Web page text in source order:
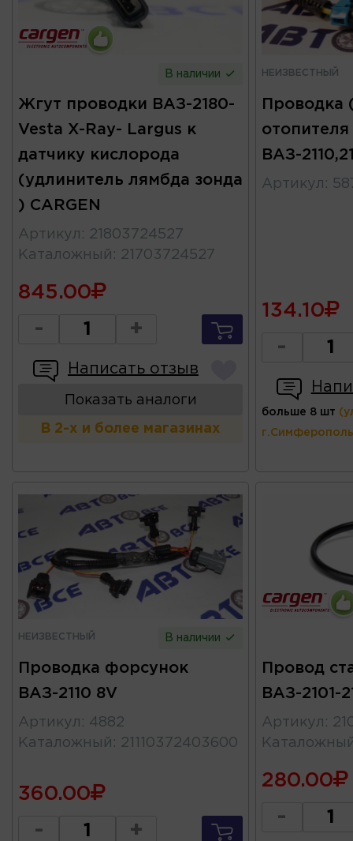
В наличии
Жгут проводки ВАЗ-2180-
Vesta X-Ray- Largus к
датчику кислорода
(удлинитель лямбда зонда
) CARGEN
Артикул : 21803724527
Каталожный : 21703724527
845.00
- +
Написать отзыв
Показать аналоги
В 2-х и более магазинах
НЕИЗВЕСТНЫЙ
Проводка
отопителя
ВАЗ-
Артикул :
134.10
-
больше 8 шт
НЕИЗВЕСТНЫЙ В наличии
Проводка форсунок
ВАЗ-2110 8V
Артикул : 4882
Каталожный : 21110372403600
360.00
- +
Провод
ВАЗ-2101-
Артикул :
280.00
-